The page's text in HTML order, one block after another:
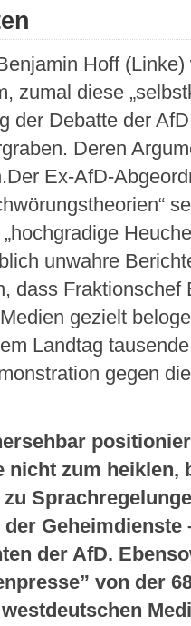
Hoff
zumal diese
der Debatte der
Deren
Ex-AfD-
unwahre
dass Fraktionschef
gezielt
Landtag
gegen
nicht zum heiklen,
der AfD.
von der